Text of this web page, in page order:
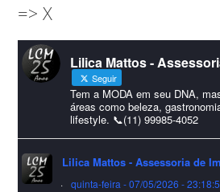
amigos que sempre nos
#lcmassessoriassessoria#natal
#HappyNewYear
Foto
Visualizar no Facebook · Compartilhar
Lilica Mattos - Assessoria
9 months ago
=> X
Lilica Mattos -
Seguir
Tem a MODA em seu DNA,
áreas como beleza,
lifestyle. 📞(11) 99985-4052
Lilica Mattos - Assessoria de
·
quinta-feira - 07/05/2026 -